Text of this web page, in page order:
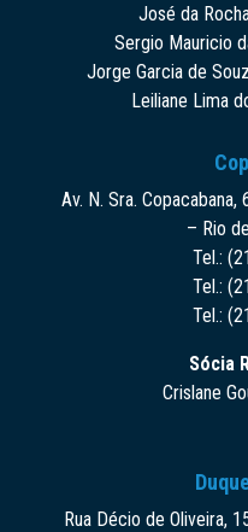
José da
Sergio Mauricio
Jorge Garcia de
Leiliane Lima
Av. N. Sra.
– Rio
Tel.:
Tel.:
Tel.:
Sócia
Crislane
Rua Décio de Oliveira,